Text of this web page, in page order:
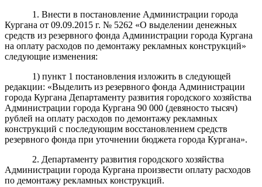
1. Внести в постановление Администрации города
Кургана от 09.09.2015 г. № 5262 «О выделении денежных
средств из резервного фонда Администрации города Кургана
на оплату расходов по демонтажу рекламных конструкций»
следующие изменения:
1) пункт 1 постановления изложить в следующей
редакции: «Выделить из резервного фонда Администрации
города Кургана Департаменту развития городского хозяйства
Администрации города Кургана 90 000 (девяносто тысяч)
рублей на оплату расходов по демонтажу рекламных
конструкций с последующим восстановлением средств
резервного фонда при уточнении бюджета города Кургана».
2. Департаменту развития городского хозяйства
Администрации города Кургана произвести оплату расходов
по демонтажу рекламных конструкций.